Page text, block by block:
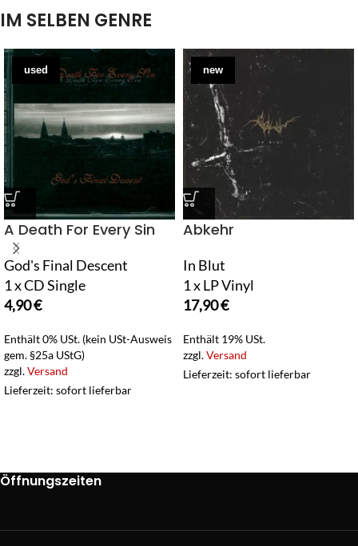
IM SELBEN GENRE
used
A Death For Every Sin
God's Final Descent
1 x CD Single
4,90€
Enthält 0% USt. (kein USt-Ausweis
gem. §25a UStG)
zzgl.Versand
Lieferzeit: sofort lieferbar
new
Abkehr
In Blut
1 x LP Vinyl
17,90€
Enthält 19% USt.
zzgl.Versand
Lieferzeit: sofort lieferbar
Öffnungszeiten